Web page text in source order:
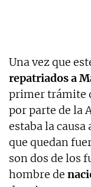
Una vez que
repatriados a
primer trámite
por parte de la
estaba la
que quedan
son dos de los
hombre de